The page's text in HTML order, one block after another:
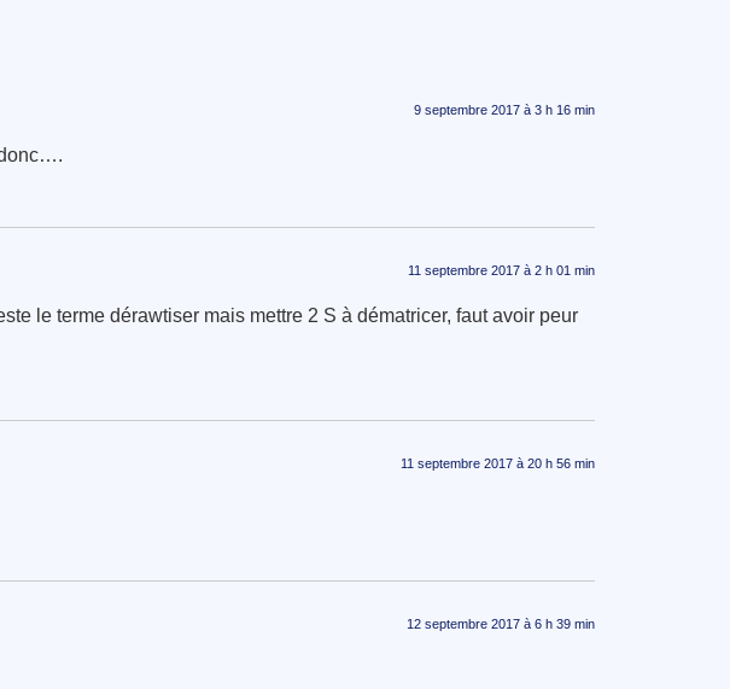
9 septembre 2017 à 3 h 16 min
11 septembre 2017 à 2 h 01 min
le terme dérawtiser mais mettre 2 S à dématricer, faut avoir peur
11 septembre 2017 à 20 h 56 min
12 septembre 2017 à 6 h 39 min